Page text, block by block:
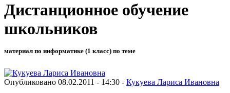
Дистанционное обучение
школьников
материал по информатике (1 класс) по теме
Опубликовано 08.02.2011 - 14:30 - Кукуева Лариса Ивановна